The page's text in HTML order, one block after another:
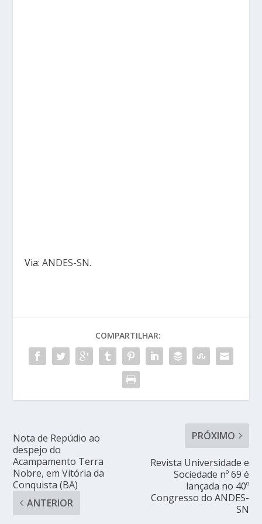
Via:ANDES-SN.
COMPARTILHAR:
Nota de Repúdio ao
despejo do
Acampamento Terra
Nobre, em Vitória da
Conquista (BA)
ANTERIOR
PRÓXIMO
Revista Universidade e
Sociedade nº 69 é
lançada no 40º
Congresso do ANDES-
SN